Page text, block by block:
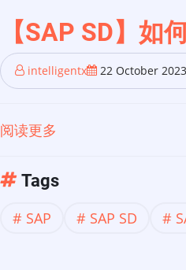
验
者
的
最
面
【SAP SD】如
intelligentx 22 October 2023
阅读更多
【SAP
Tags
SAP SAP SD